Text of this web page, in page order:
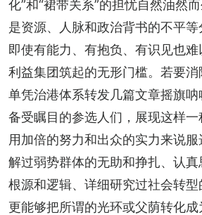
化”和“裙带关系”的担忧自然油然
是资源、人脉和政治背书的不平
即使有能力、有抱负、有识见也
利益集团筑起的无形门槛。若要
单凭治港体系转发几篇文章摇旗
备受瞩目的参选人们，展现这样
用加倍的努力和出众的实力来说
解过弱势群体的无助和挣扎、认
根源和逻辑、详细研究过社会转
更能够把所谓的光环或父荫转化